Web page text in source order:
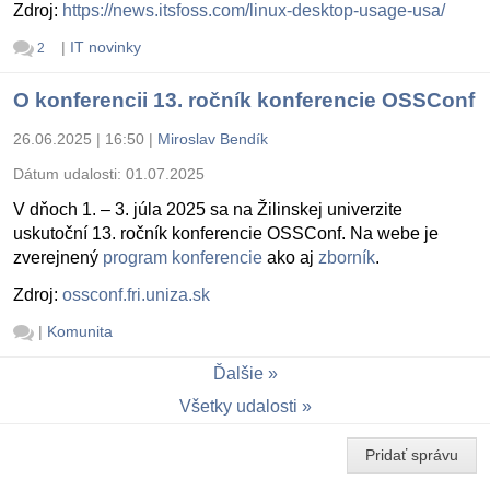
Zdroj: https://news.itsfoss.com/linux-desktop-usage-usa/
2 | IT novinky
O konferencii 13. ročník konferencie OSSConf
26.06.2025 | 16:50 | Miroslav Bendík
Dátum udalosti: 01.07.2025
V dňoch 1. – 3. júla 2025 sa na Žilinskej univerzite
uskutoční 13. ročník konferencie OSSConf. Na webe je
zverejnený program konferencie ako aj zborník.
Zdroj: ossconf.fri.uniza.sk
| Komunita
Ďalšie
Všetky udalosti
Pridať správu